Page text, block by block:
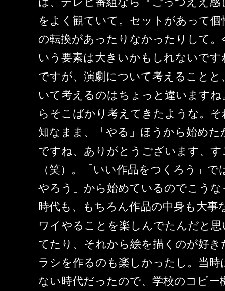
をよく観ていて。セットがあって
の転換があったりなかったりして
いう要素は大きいかもしれないで
ですが、演劇について考えること
いて考えるのはちょっと違います
らそこばかり考えてきたような。
知なまま、「やる」ほうから始め
ですね、ありがとうございます、
（笑）。「いい作品をつくろう」
やろう」から始めているのでこう
時代も、もちろん作品の中身も大
ワイやることを楽しんでたんだと
てたり、それから絵を描くのが好
ラシを作るのも楽しかったし。当
ない時代だったので、学校のコピー